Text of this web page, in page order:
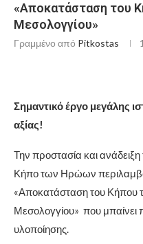
«Αποκατάσταση του
Μεσολογγίου»
Γραμμένο από Pitkostas
Σημαντικό έργο μεγάλης
αξίας!
Την προστασία και ανάδειξη
Κήπο των Ηρώων
«Αποκατάσταση του
Μεσολογγίου» που μπαίνει
υλοποίησης.